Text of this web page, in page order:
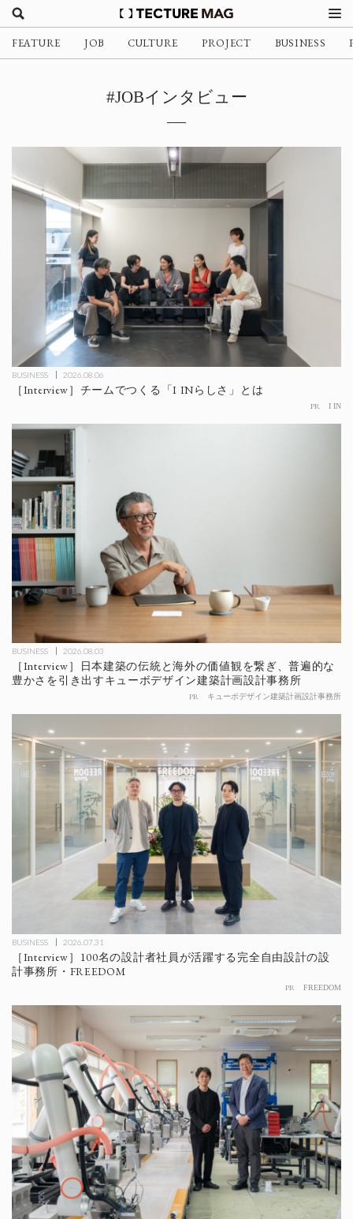
FEATURE JOB CULTURE PROJECT BUSINESS
#JOBインタビュー
BUSINESS 2026.08.06
［Interview］チームでつくる「I INらしさ」とは
PR I IN
BUSINESS 2026.08.03
［Interview］日本建築の伝統と海外の価値観を繋ぎ、普遍的な
豊かさを引き出すキューボデザイン建築計画設計事務所
PR キューボデザイン建築計画設計事務所
BUSINESS 2026.07.31
［Interview］100名の設計者社員が活躍する完全自由設計の設
計事務所・FREEDOM
PR FREEDOM